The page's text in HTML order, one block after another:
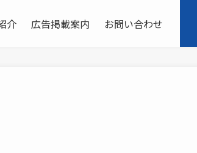
介 広告掲載案内 お問い合わせ